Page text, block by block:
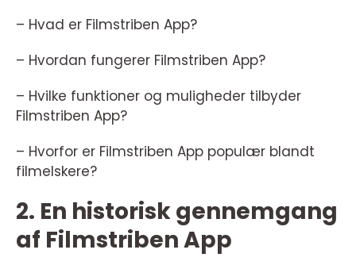
– Hvad er Filmstriben App?
– Hvordan fungerer Filmstriben App?
– Hvilke funktioner og muligheder tilbyder
Filmstriben App?
– Hvorfor er Filmstriben App populær blandt
filmelskere?
2. En historisk gennemgang
af Filmstriben App